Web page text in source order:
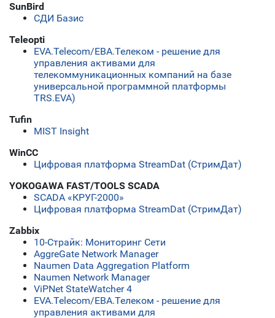
SunBird
СДИ Базис
Teleopti
ЕVA.Telecom/ЕВА.Телеком - решение для
управления активами для
телекоммуникационных компаний на базе
универсальной программной платформы
TRS.EVA)
Tufin
MIST Insight
WinCC
Цифровая платформа StreamDat (СтримДат)
YOKOGAWA FAST/TOOLS SCADA
SCADA «КРУГ-2000»
Цифровая платформа StreamDat (СтримДат)
Zabbix
10-Страйк: Мониторинг Сети
AggreGate Network Manager
Naumen Data Aggregation Platform
Naumen Network Manager
ViPNet StateWatcher 4
ЕVA.Telecom/ЕВА.Телеком - решение для
управления активами для